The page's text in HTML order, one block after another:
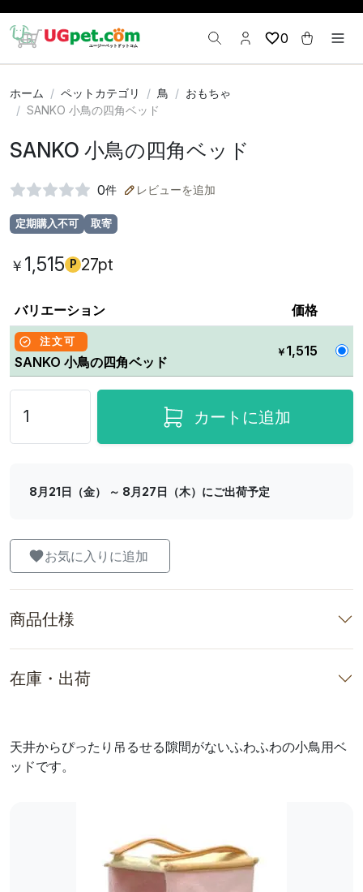
0
ホーム ペットカテゴリ 鳥
おもちゃ
SANKO 小鳥の四角ベッド
SANKO 小鳥の四角ベッド
0件 レビューを追加
定期購入不可 取寄
￥ 1,515 P 27pt
バリエーション 価格
注文可
SANKO 小鳥の四角ベッド
￥ 1,515
カートに追加
8月21日（金） ～ 8月27日（木）にご出荷予定
お気に入りに追加
商品仕様
在庫・出荷
天井からぴったり吊るせる隙間がないふわふわの小鳥用ベ
ッドです。